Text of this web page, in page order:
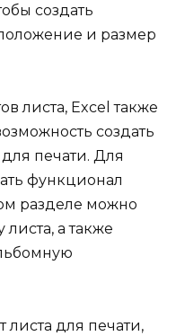
создать
и размер
листа, Excel также
создать
печати. Для
функционал
разделе можно
а также
для печати,